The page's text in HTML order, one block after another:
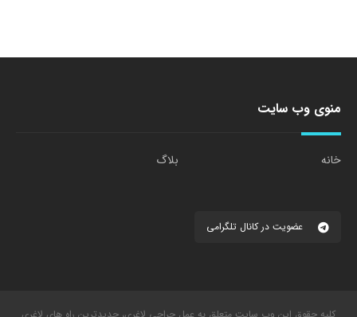
منوی وب سایت
خانه بلاگ
عضویت در کانال تلگرامی